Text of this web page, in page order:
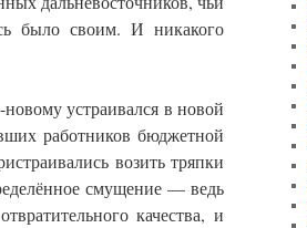
было своим. И никакого
устраивался в новой
работников бюджетной
возить тряпки
смущение — ведь
качества, и